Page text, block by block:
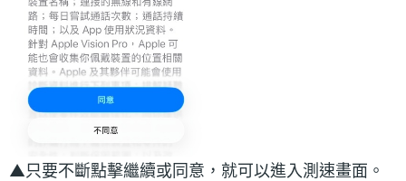
▲只要不斷點擊繼續或同意，就可以進入測速畫面。